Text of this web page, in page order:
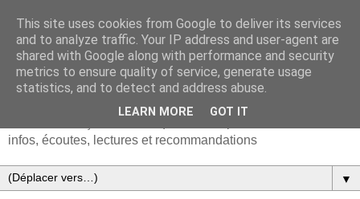
infos, écoutes, lectures et recommandations
▼
This site uses cookies from Google to deliver its services
and to analyze traffic. Your IP address and user-agent are
shared with Google along with performance and security
metrics to ensure quality of service, generate usage
statistics, and to detect and address abuse.
LEARN MORE GOT IT